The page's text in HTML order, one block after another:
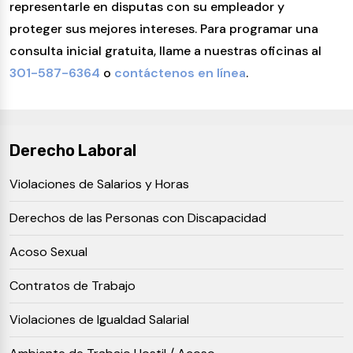
representarle en disputas con su empleador y
proteger sus mejores intereses. Para programar una
consulta inicial gratuita, llame a nuestras oficinas al
301-587-6364 o contáctenos en línea.
Derecho Laboral
Violaciones de Salarios y Horas
Derechos de las Personas con Discapacidad
Acoso Sexual
Contratos de Trabajo
Violaciones de Igualdad Salarial